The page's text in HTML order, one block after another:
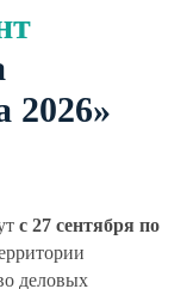
2026»
с 27 сентября по
деловых